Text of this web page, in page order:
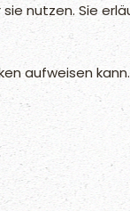
nutzen. Sie
aufweisen